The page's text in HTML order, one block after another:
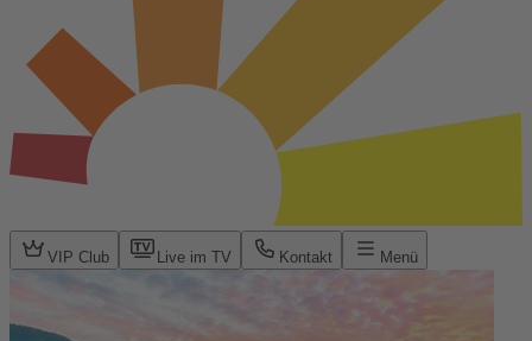
VIP Club Live im TV Kontakt Menü